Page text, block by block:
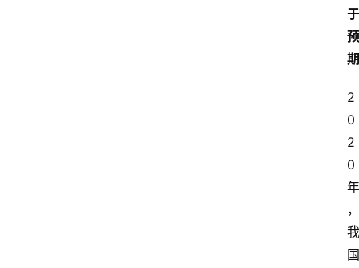
于
预
期
2
0
2
0
年
，
我
国